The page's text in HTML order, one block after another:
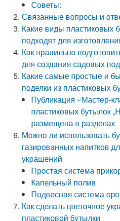
Советы:
Связанные вопросы и
Какие виды пластиковых
подходят для
Как правильно
для создания садовых
Какие самые простые и
поделки из пластиковых
Публикация «Мастер-
пластиковых бутылок
размещена в разделах
Можно ли использовать
газированных напитков
украшений
Простая система
Капельный полив
Подвесная система
Как сделать цветочное
пластиковой бутылки